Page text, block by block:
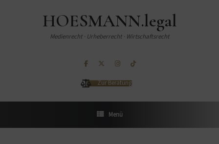
HOESMANN.legal
Medienrecht · Urheberrecht · Wirtschaftsrecht
Zur Beratung
Menü